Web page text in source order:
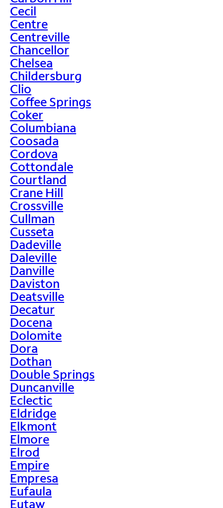
Cecil
Centre
Centreville
Chancellor
Chelsea
Childersburg
Clio
Coffee Springs
Coker
Columbiana
Coosada
Cordova
Cottondale
Courtland
Crane Hill
Crossville
Cullman
Cusseta
Dadeville
Daleville
Danville
Daviston
Deatsville
Decatur
Docena
Dolomite
Dora
Dothan
Double Springs
Duncanville
Eclectic
Eldridge
Elkmont
Elmore
Elrod
Empire
Empresa
Eufaula
Eutaw